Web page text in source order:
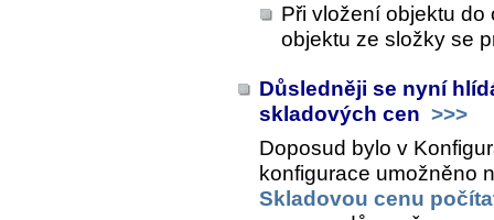
Při vložení objektu
objektu ze složky se
Důsledněji se nyní
skladových cen >>>
Doposud bylo v
konfigurace umožněno
Skladovou cenu